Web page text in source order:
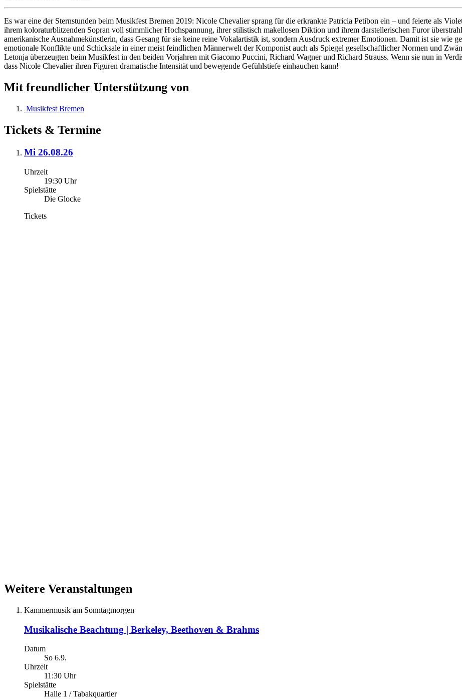
Es war eine der Sternstunden beim Musikfest Bremen 2019: Nicole Chevalier sprang für die erkrankte Patricia Petibon ein – und feierte als
ihrem koloraturblitzenden Sopran voll stimmlicher Hochspannung, ihrer stilistisch makellosen Diktion und ihrem darstellerischen Furor
amerikanische Ausnahmekünstlerin, dass Gesang für sie keine reine Vokalartistik ist, sondern Ausdruck extremer Emotionen. Damit ist sie wie
emotionale Konflikte und Schicksale in einer meist feindlichen Männerwelt der Komponist auch als Spiegel gesellschaftlicher Normen und
Letonja überzeugten beim Musikfest in den beiden Vorjahren mit Giacomo Puccini, Richard Wagner und Richard Strauss. Wenn sie nun in
dass Nicole Chevalier ihren Figuren dramatische Intensität und bewegende Gefühlstiefe einhauchen kann!
Mit freundlicher Unterstützung von
Musikfest Bremen
Tickets & Termine
Mi 26.08.26
Uhrzeit
19:30 Uhr
Spielstätte
Die Glocke
Tickets
Weitere Veranstaltungen
Kammermusik am Sonntagmorgen
Musikalische Beachtung | Berkeley, Beethoven & Brahms
Datum
So 6.9.
Uhrzeit
11:30 Uhr
Spielstätte
Halle 1 / Tabakquartier